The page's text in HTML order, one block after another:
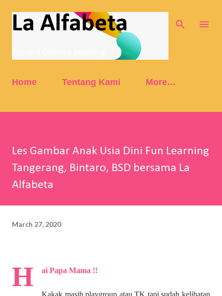
Skip to main content
La Alfabeta
Home Tentang Kami More…
Les Gambar Anak Usia Dini Fun Learning
Tangerang, Bintaro, BSD bersama La
Alfabeta
March 27, 2020
H ai Papa Mama !!
Kakak masih playgroup atau TK tapi sudah kelihatan